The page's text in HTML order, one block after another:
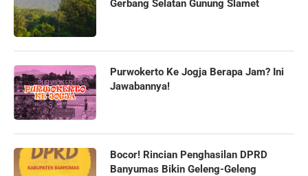
Gerbang Selatan Gunung Slamet
Purwokerto Ke Jogja Berapa Jam? Ini
Jawabannya!
Bocor! Rincian Penghasilan DPRD
Banyumas Bikin Geleng-Geleng